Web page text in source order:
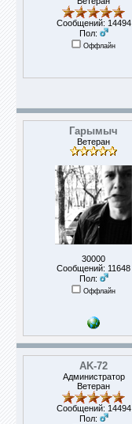
Сообщений: 14494
Пол:
Оффлайн
Гарымыч
Ветеран
30000
Сообщений: 11648
Пол:
Оффлайн
AK-72
Администратор
Ветеран
Сообщений: 14494
Пол: